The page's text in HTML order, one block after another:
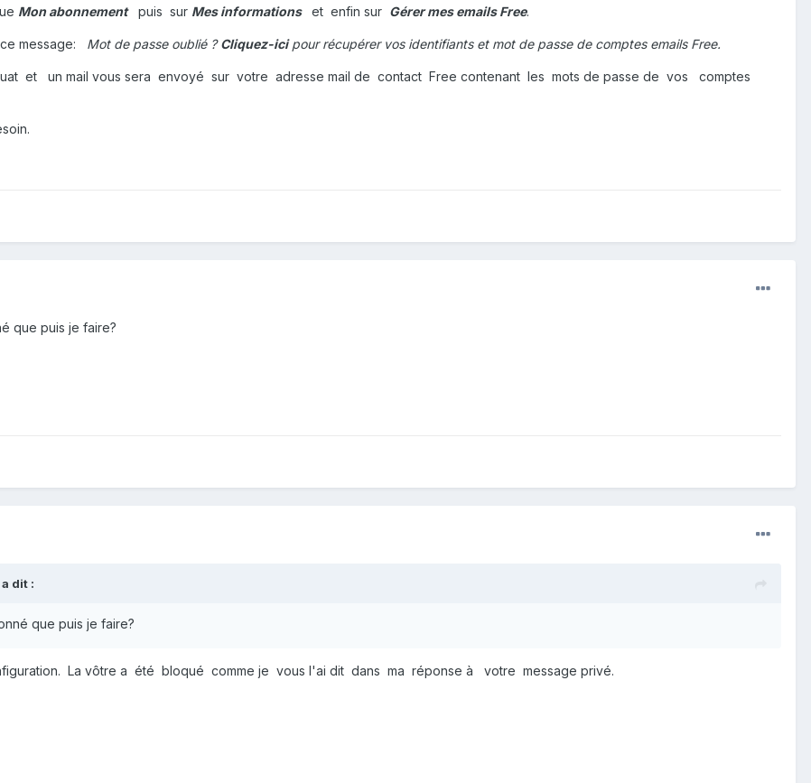
Mon abonnementpuis sur Mes informations et enfin sur Gérer mes emails Free.
message: Mot de passe oublié ?Cliquez-icipour récupérer vos identifiants et mot de passe de comptes emails Free.
et un mail vous sera envoyé sur votre adresse mail de contact Free contenant les mots de passe de vos comptes
que puis je faire?
a dit :
que puis je faire?
La vôtre a été bloqué comme je vous l'ai dit dans ma réponse à votre message privé.